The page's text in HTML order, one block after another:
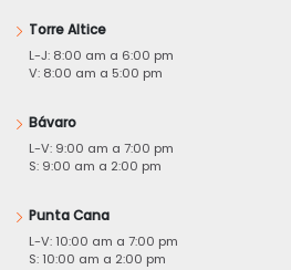
Torre Altice
L-J: 8:00 am a 6:00 pm
V: 8:00 am a 5:00 pm
Bávaro
L-V: 9:00 am a 7:00 pm
S: 9:00 am a 2:00 pm
Punta Cana
L-V: 10:00 am a 7:00 pm
S: 10:00 am a 2:00 pm